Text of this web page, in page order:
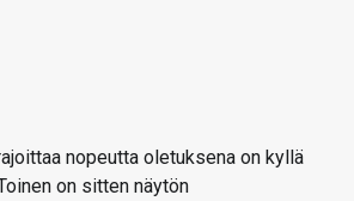
nopeutta oletuksena on kyllä
on sitten näytön